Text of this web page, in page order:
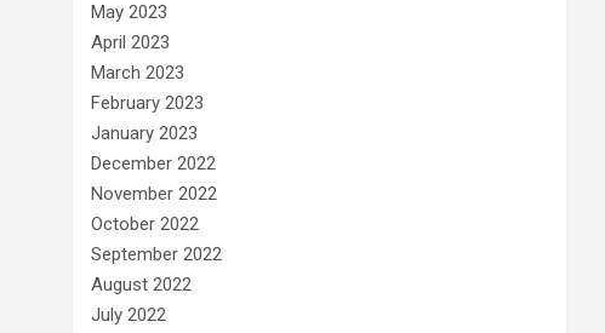
May 2023
April 2023
March 2023
February 2023
January 2023
December 2022
November 2022
October 2022
September 2022
August 2022
July 2022